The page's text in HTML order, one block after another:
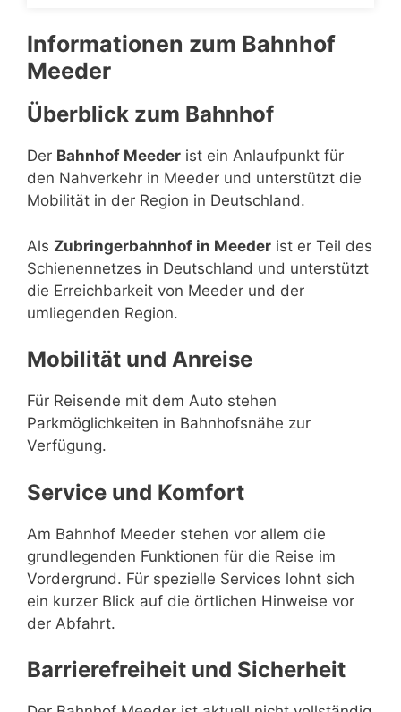
Informationen zum Bahnhof
Meeder
Überblick zum Bahnhof
Der Bahnhof Meeder ist ein Anlaufpunkt für
den Nahverkehr in Meeder und unterstützt die
Mobilität in der Region in Deutschland.
Als Zubringerbahnhof in Meeder ist er Teil des
Schienennetzes in Deutschland und unterstützt
die Erreichbarkeit von Meeder und der
umliegenden Region.
Mobilität und Anreise
Für Reisende mit dem Auto stehen
Parkmöglichkeiten in Bahnhofsnähe zur
Verfügung.
Service und Komfort
Am Bahnhof Meeder stehen vor allem die
grundlegenden Funktionen für die Reise im
Vordergrund. Für spezielle Services lohnt sich
ein kurzer Blick auf die örtlichen Hinweise vor
der Abfahrt.
Barrierefreiheit und Sicherheit